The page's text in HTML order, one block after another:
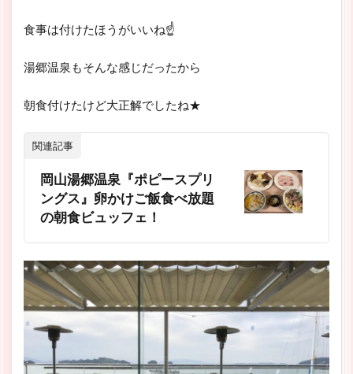
食事は付けたほうがいいね☝
湯郷温泉もそんな感じだったから
朝食付けたけど大正解でしたね★
関連記事
岡山湯郷温泉『ポピースプリ
ングス』卵かけご飯食べ放題
の朝食ビュッフェ！